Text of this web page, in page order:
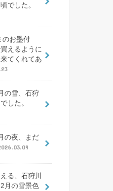
でした。
のお墨付
えるように
てくれてあ
の雪、石狩
した。
の夜、まだ
る、石狩川
月の雪景色